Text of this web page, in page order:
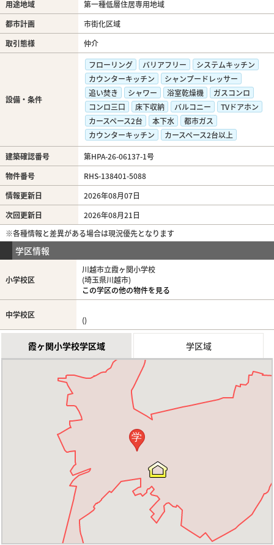
用途地域
第一種低層住居専用地域
都市計画
市街化区域
取引態様
仲介
設備・条件
フローリング バリアフリー
システムキッチン
カウンターキッチン
シャンプードレッサー
追い焚き
シャワー 浴室乾燥機
ガスコンロ
コンロ三口
床下収納 バルコニー
TVドアホン
カースペース2台
本下水
都市ガス
カウンターキッチン
カースペース2台以上
建築確認番号
第HPA-26-06137-1号
物件番号
RHS-138401-5088
情報更新日
2026年08月07日
次回更新日
2026年08月21日
※各種情報と差異がある場合は現況優先となります
学区情報
小学校区
川越市立霞ヶ関小学校
(埼玉県川越市)
この学区の他の物件を見る
中学校区
()
霞ヶ関小学校学区域 学区域
学